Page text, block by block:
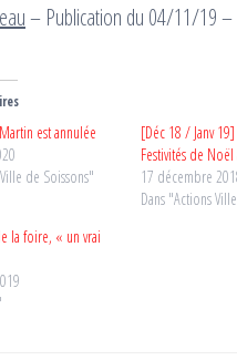
– Publication du 04/11/19 –
est annulée
de Soissons"
[Déc 18 / Janv
Festivités de Noël
17 décembre
Dans "Actions
la foire, « un vrai